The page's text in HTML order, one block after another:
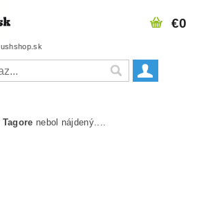
€0
Tagore nebol nájdený....